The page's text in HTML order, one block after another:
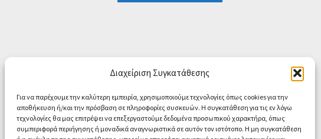
Διαχείριση Συγκατάθεσης
Για να παρέχουμε την καλύτερη εμπειρία, χρησιμοποιούμε τεχνολογίες όπως cookies για την
αποθήκευση ή/και την πρόσβαση σε πληροφορίες συσκευών. Η συγκατάθεση για τις εν λόγω
τεχνολογίες θα μας επιτρέψει να επεξεργαστούμε δεδομένα προσωπικού χαρακτήρα, όπως
συμπεριφορά περιήγησης ή μοναδικά αναγνωριστικά σε αυτόν τον ιστότοπο. Η μη συγκατάθεση